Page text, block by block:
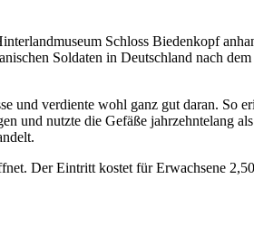
Schloss Biedenkopf
Soldaten in Deutschland nach
und verdiente wohl ganz gut daran. So
und nutzte die Gefäße jahrzehntelang
Der Eintritt kostet für Erwachsene